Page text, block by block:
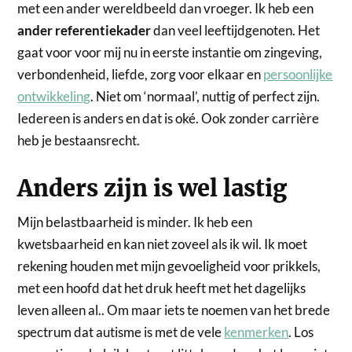
met een ander wereldbeeld dan vroeger. Ik heb een
ander referentiekaderdan veel leeftijdgenoten. Het
gaat voor voor mij nu in eerste instantie om zingeving,
verbondenheid, liefde, zorg voor elkaar enpersoonlijke
ontwikkeling. Niet om ‘normaal’, nuttig of perfect zijn.
Iedereen is anders en dat is oké. Ook zonder carrière
heb je bestaansrecht.
Anders zijn is wel lastig
Mijn belastbaarheid is minder. Ik heb een
kwetsbaarheid en kan niet zoveel als ik wil. Ik moet
rekening houden met mijn gevoeligheid voor prikkels,
met een hoofd dat het druk heeft met het dagelijks
leven alleen al.. Om maar iets te noemen van het brede
spectrum dat autisme is met de velekenmerken. Los